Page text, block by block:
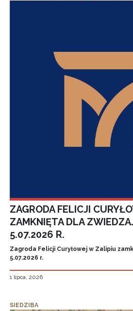
ZAGRODA FELICJI
ZAMKNIĘTA DLA
5.07.2026 R.
Zagroda Felicji Curyłowej w Zalipiu
5.07.2026 r.
1 lipca, 2026
SIEDZIBA